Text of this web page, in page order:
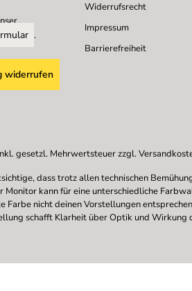
.
widerrufen
Widerrufsrecht
Impressum
Barrierefreiheit
gesetzl. Mehrwertsteuer zzgl.
dass trotz allen technischen
Monitor kann für eine unterschiedliche
Farbe nicht deinen Vorstellungen
schafft Klarheit über Optik und Wirkung